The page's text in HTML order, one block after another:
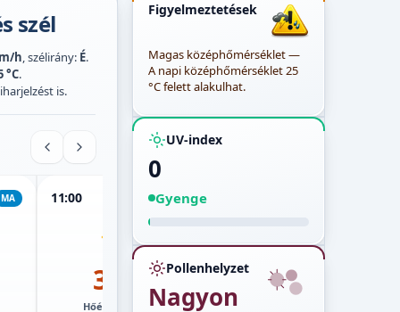
szél
h, szélirány: É.
°C.
is.
MA 11:00 MA
30°
Hőérzet:
12:00
31°
Hőérzet:
Figyelmeztetések
Magas középhőmérséklet —
A napi középhőmérséklet 25
°C felett alakulhat.
UV-index
0
Gyenge
Pollenhelyzet
Nagyon